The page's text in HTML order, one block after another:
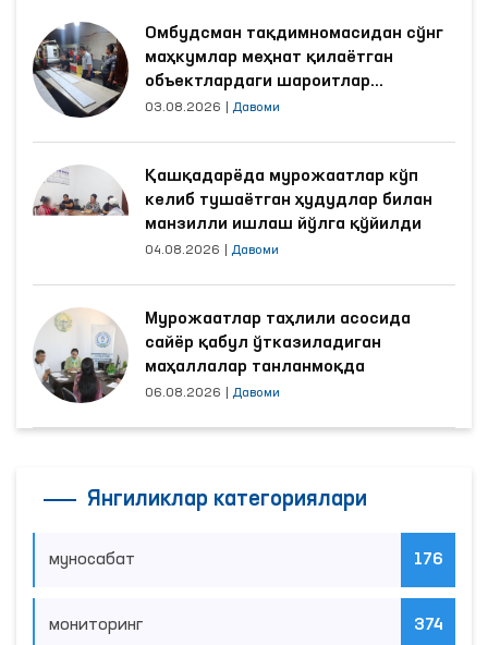
Омбудсман тақдимномасидан сўнг
маҳкумлар меҳнат қилаётган
объектлардаги шароитлар
яхшиланди
03.08.2026 Давоми
Қашқадарёда мурожаатлар кўп
келиб тушаётган ҳудудлар билан
манзилли ишлаш йўлга қўйилди
04.08.2026 Давоми
Мурожаатлар таҳлили асосида
сайёр қабул ўтказиладиган
маҳаллалар танланмоқда
06.08.2026 Давоми
Янгиликлар категориялари
муносабат 176
мониторинг 374